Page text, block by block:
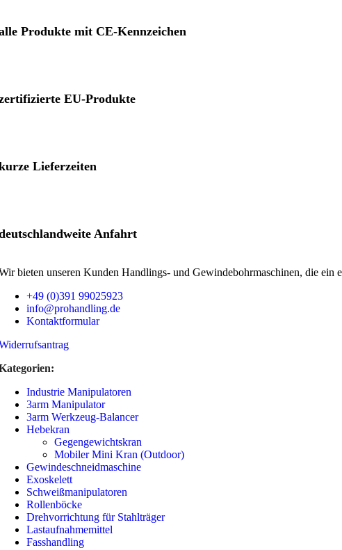
Traversen
C-Haken
Fasshandling
Fassheber
Fassgreifer Stapler
Produkte mit CE-Kennzeichen
EU-Produkte
Lieferzeiten
Anfahrt
bieten unseren Kunden Handlings- und Gewinde­bohrmaschinen, die ein
+49 (0)391 99025923
info@prohandling.de
Kontaktformular
Industrie Manipulatoren
3arm Manipulator
3arm Werkzeug-Balancer
Hebekran
Gegengewichtskran
Mobiler Mini Kran (Outdoor)
Gewindeschneidmaschine
Exoskelett
Schweißmanipulatoren
Rollenböcke
Drehvorrichtung für Stahlträger
Lastaufnahmemittel
Fasshandling